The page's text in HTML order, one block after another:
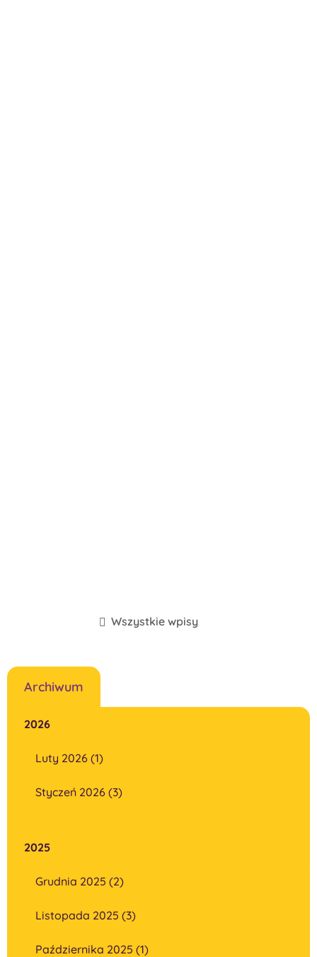
Wszystkie wpisy
Archiwum
2026
Luty 2026 (1)
Styczeń 2026 (3)
2025
Grudnia 2025 (2)
Listopada 2025 (3)
Października 2025 (1)